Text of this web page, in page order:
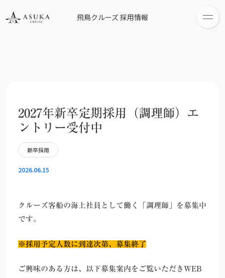
飛鳥クルーズ 採用情報
2027年新卒定期採用（調理師）エ
ントリー受付中
新卒採用
2026.06.15
クルーズ客船の海上社員として働く「調理師」を募集中
です。
※採用予定人数に到達次第、募集終了
ご興味のある方は、以下募集案内をご覧いただきWEB